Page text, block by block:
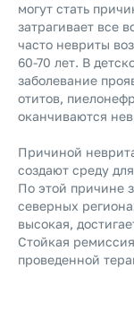
могут стать
затрагивает все
часто невриты
60-70 лет. В
заболевание
отитов,
оканчиваются
Причиной
создают среду
По этой причине
северных
высокая,
Стойкая
проведенной